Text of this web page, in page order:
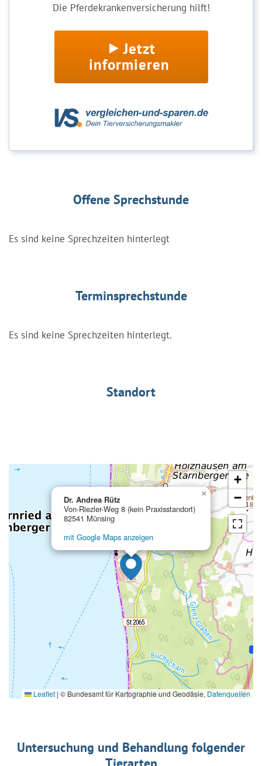
Die Pferdekrankenversicherung hilft!
Jetzt
informieren
Offene Sprechstunde
Es sind keine Sprechzeiten hinterlegt
Terminsprechstunde
Es sind keine Sprechzeiten hinterlegt.
Standort
Dr. Andrea Rütz
Von-Riezler-Weg 8 (kein Praxisstandort)
82541 Münsing
mit Google Maps anzeigen
×
+
−
Leaflet | © Bundesamt für Kartographie und Geodäsie, Datenquellen
Untersuchung und Behandlung folgender